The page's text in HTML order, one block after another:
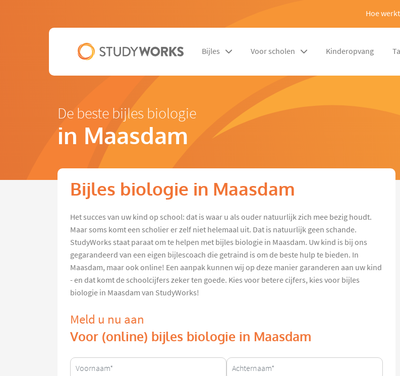
Hoe
Bijles Voor scholen Kinderopvang
De beste bijles biologie
in Maasdam
Bijles biologie in Maasdam
Het succes van uw kind op school: dat is waar u als ouder natuurlijk zich mee bezig houdt.
Maar soms komt een scholier er zelf niet helemaal uit. Dat is natuurlijk geen schande.
StudyWorks staat paraat om te helpen met bijles biologie in Maasdam. Uw kind is bij ons
gegarandeerd van een eigen bijlescoach die getraind is om de beste hulp te bieden. In
Maasdam, maar ook online! Een aanpak kunnen wij op deze manier garanderen aan uw kind
- en dat komt de schoolcijfers zeker ten goede. Kies voor betere cijfers, kies voor bijles
biologie in Maasdam van StudyWorks!
Meld u nu aan
Voor (online) bijles biologie in Maasdam